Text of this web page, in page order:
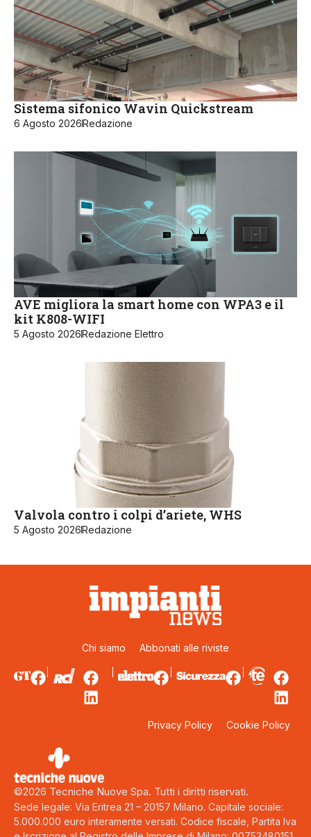
Sistema sifonico Wavin Quickstream
6 Agosto 2026Redazione
AVE migliora la smart home con WPA3 e il
kit K808-WIFI
5 Agosto 2026Redazione Elettro
Valvola contro i colpi d’ariete, WHS
5 Agosto 2026Redazione
Chi siamo Abbonati alle riviste
Privacy Policy Cookie Policy
©2026 Tecniche Nuove Spa. Tutti i diritti riservati.
Sede legale: Via Eritrea 21 – 20157 Milano. Capitale sociale:
5.000.000 euro interamente versati. Codice fiscale, Partita Iva